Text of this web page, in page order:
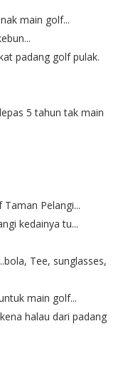
main golf...
padang golf pulak.
5 tahun tak main
Pelangi...
kedainya tu...
Tee, sunglasses,
main golf...
halau dari padang